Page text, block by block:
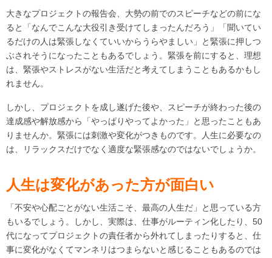
大きなプロジェクトの報告会、大勢の前でのスピーチなどの前にな
ると「なんでこんな大役引き受けてしまったんだろう」「聞いてい
るだけの人は緊張しなくていいからうらやましい」と緊張に押しつ
ぶされそうになったこともあるでしょう。緊張を前にすると、理想
は、緊張やストレスがない生活だと考えてしまうこともあるかもし
れません。
しかし、プロジェクトを成し遂げた後や、スピーチが終わった後の
達成感や解放感から「やっぱりやってよかった」と思ったこともあ
りませんか。緊張には刺激や変化がつきものです。人生に必要なの
は、リラックスだけでなく適度な緊張感なのではないでしょうか。
人生は変化があった方が面白い
「不安や心配ごとがない生活こそ、最高の人生だ」と思っている方
もいるでしょう。しかし、実際は、仕事がルーティン化したり、50
代になってプロジェクトの責任者から外れてしまったりすると、仕
事に変化がなくてマンネリはつまらないと感じることもあるのでは